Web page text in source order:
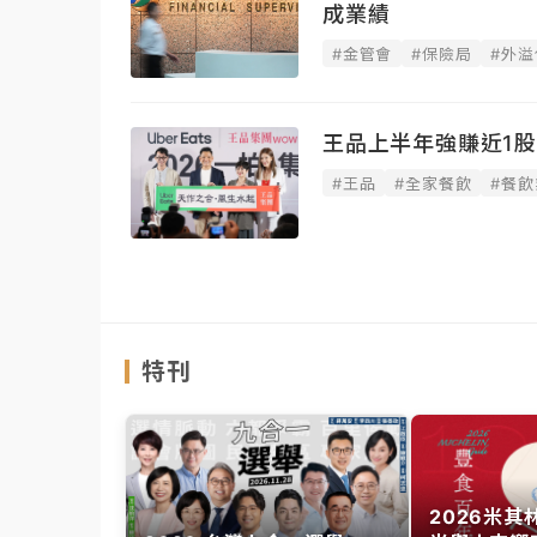
成業績
#金管會 #保險局 #外
王品上半年強賺近1
#王品 #全家餐飲 #餐
特刊
2026米其